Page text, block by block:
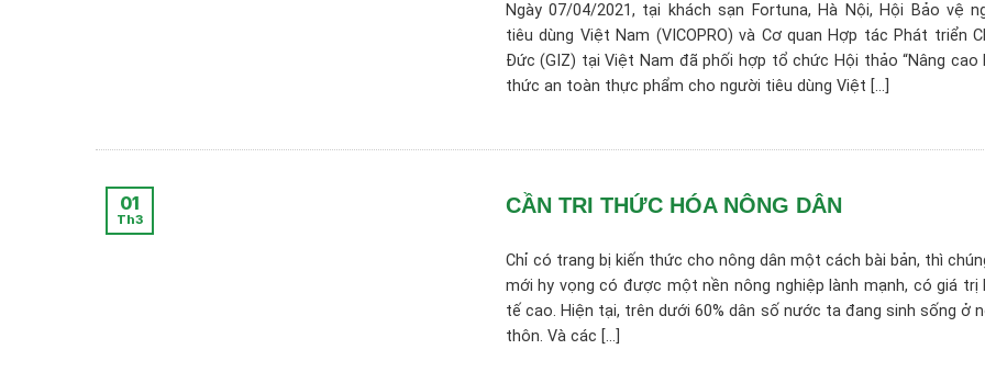
Ngày 07/04/2021, tại khách sạn Fortuna, Hà Nội, Hội Bảo vệ
tiêu dùng Việt Nam (VICOPRO) và Cơ quan Hợp tác Phát triển
Đức (GIZ) tại Việt Nam đã phối hợp tổ chức Hội thảo “Nâng cao
thức an toàn thực phẩm cho người tiêu dùng Việt [...]
CẦN TRI THỨC HÓA NÔNG DÂN
Chỉ có trang bị kiến thức cho nông dân một cách bài bản, thì
mới hy vọng có được một nền nông nghiệp lành mạnh, có giá trị
tế cao. Hiện tại, trên dưới 60% dân số nước ta đang sinh sống ở
thôn. Và các [...]
01
Th3